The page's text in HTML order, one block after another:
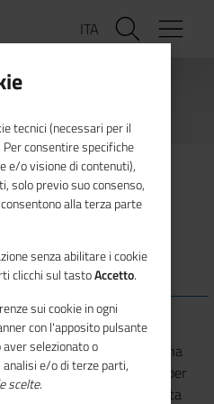
ITA
operativo
-
Servizi - intende avviare una
valutazione comparativa, per
di un incarico - di elevata
tecnici (necessari per il
consentire specifiche
e/o visione di contenuti),
solo previo suo consenso,
alla terza parte
senza abilitare i cookie
clicchi sul tastoAccetto.
sui cookie in ogni
con l'apposito pulsante
aver selezionato o
e/o di terze parti,
scelte.